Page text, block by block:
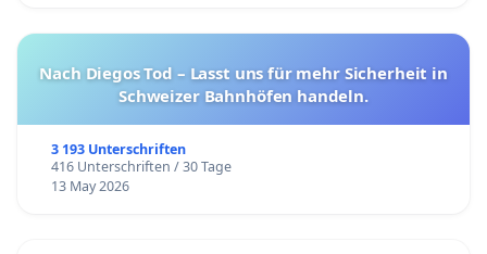
Nach Diegos Tod – Lasst uns für mehr Sicherheit in
Schweizer Bahnhöfen handeln.
3 193 Unterschriften
416 Unterschriften / 30 Tage
13 May 2026